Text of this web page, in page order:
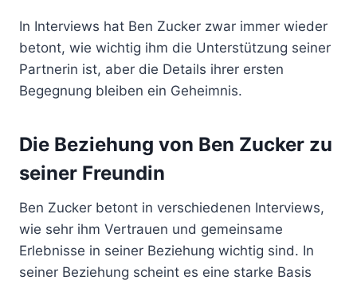
In Interviews hat Ben Zucker zwar immer wieder
betont, wie wichtig ihm die Unterstützung seiner
Partnerin ist, aber die Details ihrer ersten
Begegnung bleiben ein Geheimnis.
Die Beziehung von Ben Zucker zu
seiner Freundin
Ben Zucker betont in verschiedenen Interviews,
wie sehr ihm Vertrauen und gemeinsame
Erlebnisse in seiner Beziehung wichtig sind. In
seiner Beziehung scheint es eine starke Basis